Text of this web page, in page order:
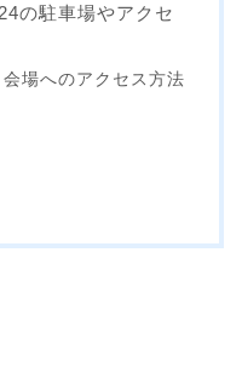
の駐車場やアクセ
場へのアクセス方法